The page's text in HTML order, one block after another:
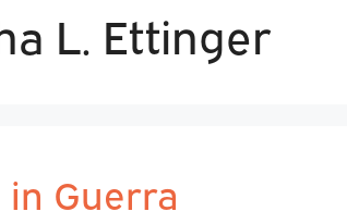
L. Ettinger
Guerra